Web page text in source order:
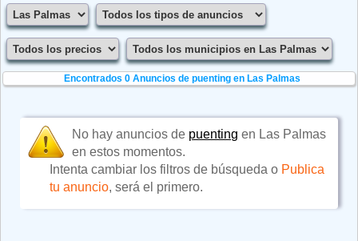
Encontrados 0Anuncios de puenting en Las Palmas
No hay anuncios de puenting en Las Palmas
en estos momentos.
Intenta cambiar los filtros de búsqueda o Publica
tu anuncio, será el primero.